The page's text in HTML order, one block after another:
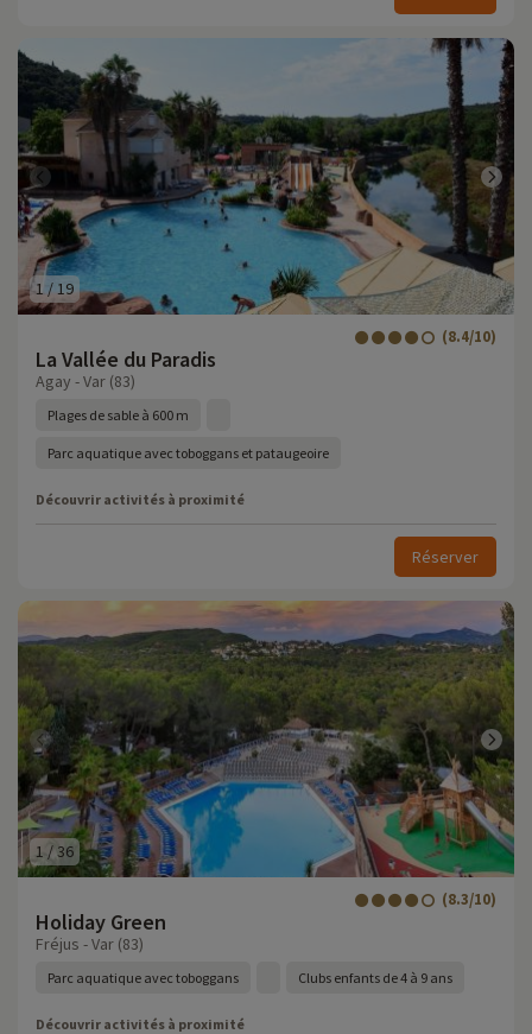
1 /19
La Vallée du Paradis
(8.4/10)
Agay - Var (83)
Plages de sable à 600 m
Parc aquatique avec toboggans et pataugeoire
Découvrir activités à proximité
Réserver
1 /36
Holiday Green
(8.3/10)
Fréjus - Var (83)
Parc aquatique avec toboggans Clubs enfants de 4 à 9 ans
Découvrir activités à proximité